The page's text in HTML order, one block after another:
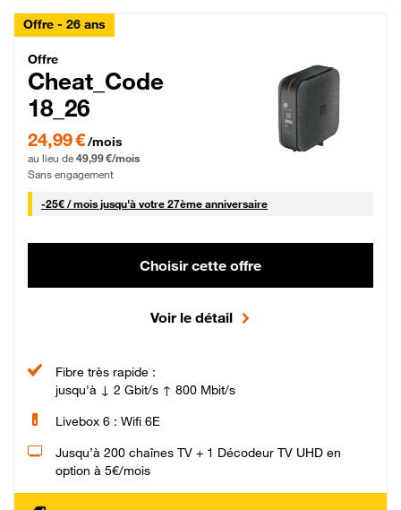
Offre - 26 ans
Cheat_Code Fibre_18_26
Offre
Cheat_Code
18_26
24,99 € par mois pendant 0 mois puis 49,99 € par mois, Sans engagement
24,99 €/mois
au lieu de 49,99 €/mois
Sans engagement
-25€ / mois25 € par mois
jusqu'à votre 27ème anniversaire
Choisir cette offre
Voir le détail
Fibre très rapide :
jusqu'à ↓ 2 Gbit/s ↑ 800 Mbit/s
Livebox 6 : Wifi 6E
Jusqu’à 200 chaînes TV + 1 Décodeur TV UHD en
option à 5€/mois